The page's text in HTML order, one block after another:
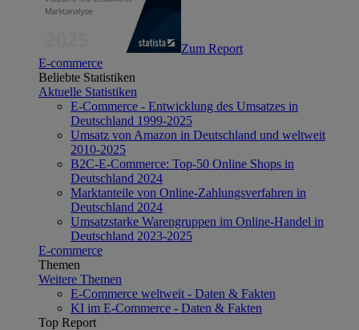
Zum Report
E-commerce
Beliebte Statistiken
Aktuelle Statistiken
E-Commerce - Entwicklung des Umsatzes in
Deutschland 1999-2025
Umsatz von Amazon in Deutschland und weltweit
2010-2025
B2C-E-Commerce: Top-50 Online Shops in
Deutschland 2024
Marktanteile von Online-Zahlungsverfahren in
Deutschland 2024
Umsatzstarke Warengruppen im Online-Handel in
Deutschland 2023-2025
E-commerce
Themen
Weitere Themen
E-Commerce weltweit - Daten & Fakten
KI im E-Commerce - Daten & Fakten
Top Report